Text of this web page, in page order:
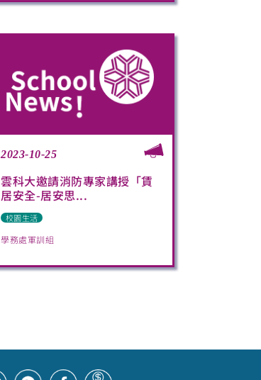
2023-10-25
雲科大邀請消防專家講授「賃
居安全-居安思...
校園生活
學務處軍訓組